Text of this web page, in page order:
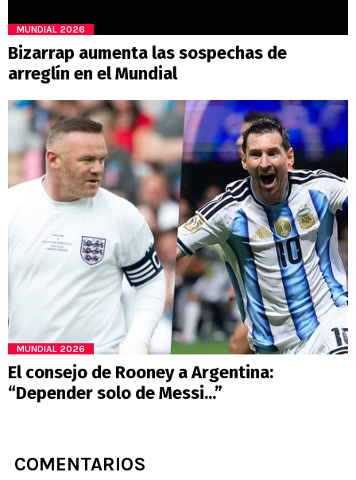
MUNDIAL 2026
Bizarrap aumenta las sospechas de
arreglín en el Mundial
MUNDIAL 2026
El consejo de Rooney a Argentina:
“Depender solo de Messi...”
COMENTARIOS